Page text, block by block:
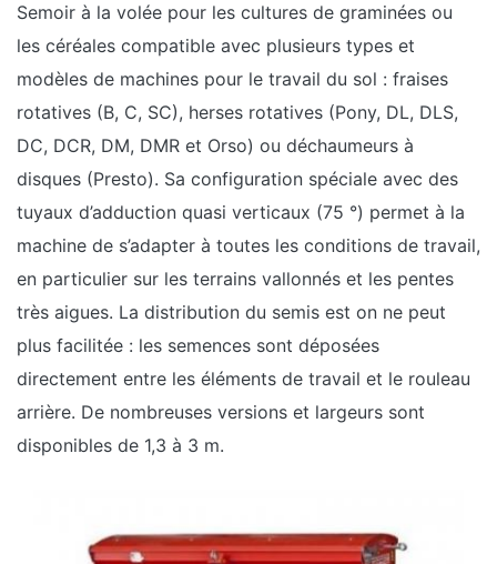
Semoir à la volée pour les cultures de graminées ou
les céréales compatible avec plusieurs types et
modèles de machines pour le travail du sol : fraises
rotatives (B, C, SC), herses rotatives (Pony, DL, DLS,
DC, DCR, DM, DMR et Orso) ou déchaumeurs à
disques (Presto). Sa configuration spéciale avec des
tuyaux d’adduction quasi verticaux (75 °) permet à la
machine de s’adapter à toutes les conditions de travail,
en particulier sur les terrains vallonnés et les pentes
très aigues. La distribution du semis est on ne peut
plus facilitée : les semences sont déposées
directement entre les éléments de travail et le rouleau
arrière. De nombreuses versions et largeurs sont
disponibles de 1,3 à 3 m.